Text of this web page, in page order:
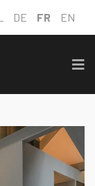
DE FR EN